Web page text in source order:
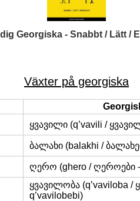
Georgiska - Snabbt / Lätt /
Växter på georgiska
ყვავილი (q’vavili /
ბალახი (balakhi /
ღერო (ghero / ღეროები
ყვავილობა (q’vaviloba /
q’vavilobebi)